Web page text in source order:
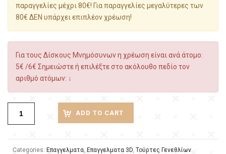
παραγγελίες μέχρι 80€! Για παραγγελίες μεγαλύτερες των
80€ ΔΕΝ υπάρχει επιπλέον χρέωση!
Για τους Δίσκους Μνημόσυνων η χρέωση είναι ανά άτομο:
5€ /6€ Σημειώστε ή επιλέξτε στο ακόλουθο πεδίο τον
αριθμό ατόμων: ↓
ADD TO CART
Categories: Επαγγελματα, Επαγγελματα 3D, Τούρτες Γενεθλίων